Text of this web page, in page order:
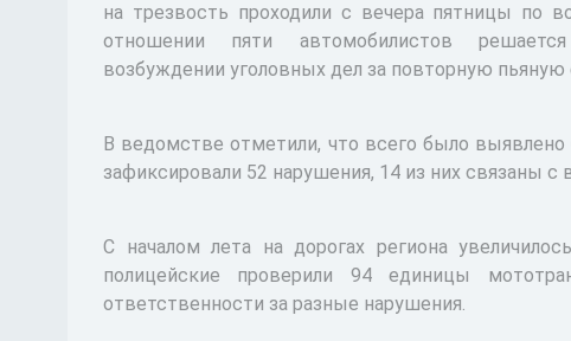
на трезвость проходили с вечера пятницы по
отношении пяти автомобилистов
возбуждении уголовных дел за повторную пьяную
В ведомстве отметили, что всего было
зафиксировали 52 нарушения, 14 из них связаны с
С началом лета на дорогах региона
полицейские проверили 94 единицы
ответственности за разные нарушения.